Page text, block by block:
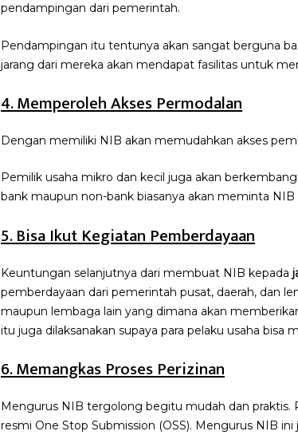
pendampingan dari pemerintah.
Pendampingan itu tentunya akan sangat berguna
jarang dari mereka akan mendapat fasilitas untuk
4. Memperoleh Akses Permodalan
Dengan memiliki NIB akan memudahkan akses
Pemilik usaha mikro dan kecil juga akan
bank maupun non-bank biasanya akan meminta
5. Bisa Ikut Kegiatan Pemberdayaan
Keuntungan selanjutnya dari membuat NIB kepada
pemberdayaan dari pemerintah pusat, daerah, dan
maupun lembaga lain yang dimana akan
itu juga dilaksanakan supaya para pelaku usaha bisa
6. Memangkas Proses Perizinan
Mengurus NIB tergolong begitu mudah dan praktis.
resmi One Stop Submission (OSS). Mengurus NIB